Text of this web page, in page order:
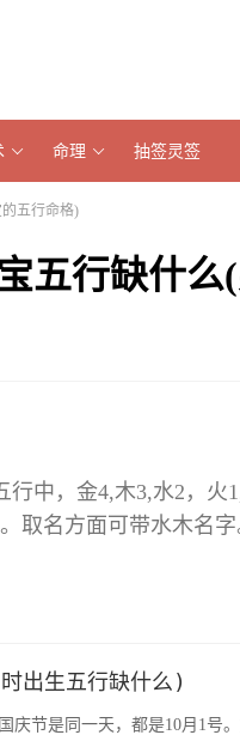
命理 抽签灵签
五行命格)
五行缺什
中，金4,木3,水2，
取名方面可带水木名字
出生五行缺什么)
庆节是同一天，都是10月1号